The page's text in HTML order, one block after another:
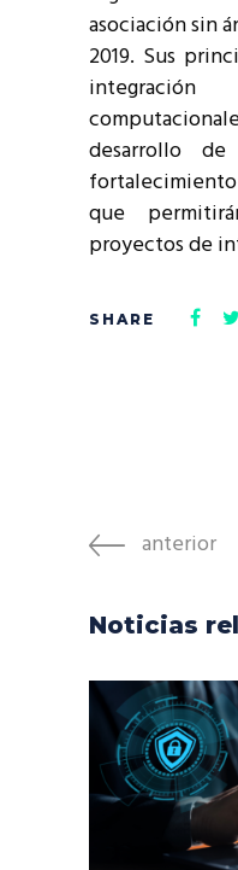
asociación sin
2019. Sus
desarrollo
que
proyectos de
anterior
Noticias